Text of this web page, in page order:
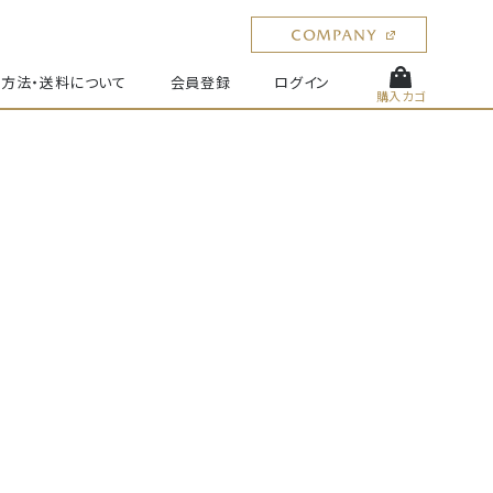
法・送料について 会員登録 ログイン
購入カゴ